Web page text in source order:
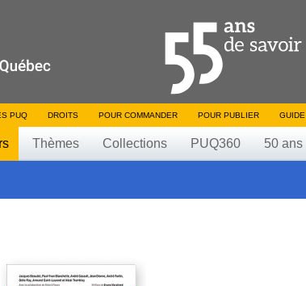
PUQ DROITS POUR COMMANDER POUR PUBLIER GUIDE
Thèmes Collections PUQ360 50 ans